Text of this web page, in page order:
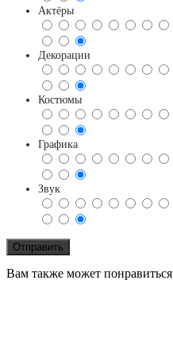
Актёры
Декорации
Костюмы
Графика
Звук
Вам также может понравиться